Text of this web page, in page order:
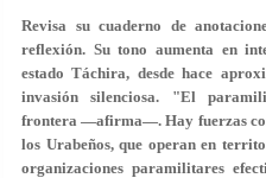
Revisa su cuaderno de
reflexión. Su tono aumenta en
estado Táchira, desde hace
invasión silenciosa. "El
frontera —afirma—. Hay fuerzas
los Urabeños, que operan en
organizaciones paramilitares